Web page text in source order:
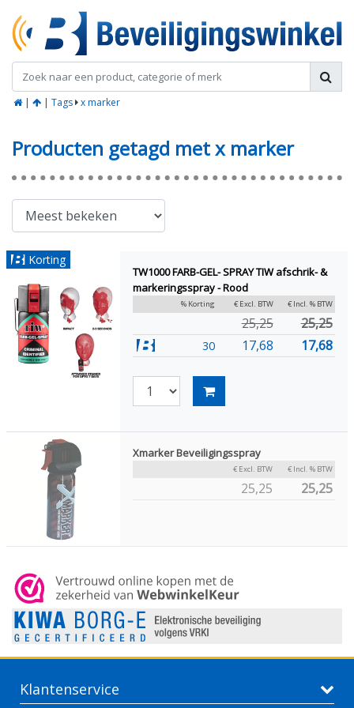
| | Tags x marker
Producten getagd met x marker
Korting
TW1000 FARB-GEL- SPRAY TIW afschrik- &
markeringsspray - Rood
% Korting € Excl. BTW € Incl. % BTW
25,25 25,25
30 17,68 17,68
Xmarker Beveiligingsspray
€ Excl. BTW € Incl. % BTW
25,25 25,25
Klantenservice